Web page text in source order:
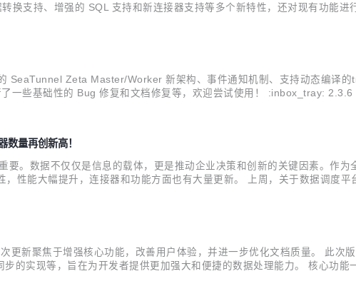
换支持、增强的 SQL 支持和新连接器支持等多个新特性，还对现有功能进
SeaTunnel Zeta Master/Worker 新架构、事件通知机制、支持动态编译
一些基础性的 Bug 修复和文档修复等，欢迎尝试使用！ :inbox_tray:
量再创新高！
要。数据不仅仅是信息的载体，更是推动企业决策和创新的关键因素。作
性能大幅提升，连接器和功能方面也有大量更新。 上周，关于数据调度
新聚焦于增强核心功能，改善用户体验，并进一步优化文档质量。 此次
的实现等，旨在为开发者提供更加强大和便捷的数据处理能力。 核心功